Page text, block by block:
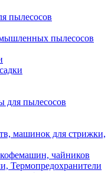
пылесосов
пылесосов
для пылесосов
машинок для стрижки,
чайников
Термопредохранители